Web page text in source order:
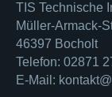
TIS Technische
Müller-Armack-
46397 Bocholt
Telefon: 02871
E-Mail: